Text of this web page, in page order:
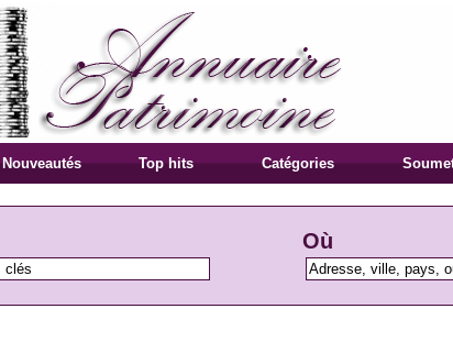
Nouveautés Top hits Catégories
Où